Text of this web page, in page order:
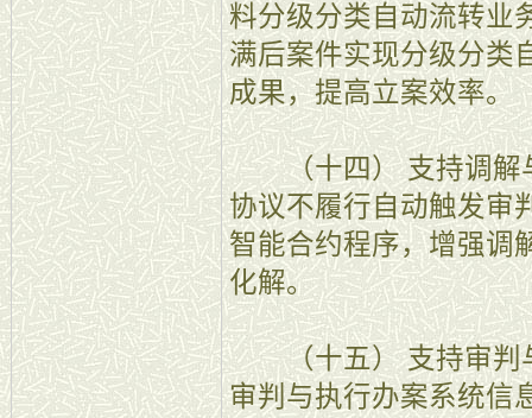
料分级分类自动流转业
满后案件实现分级分类
成果，提高立案效率。
（十四） 支持调解与
协议不履行自动触发审
智能合约程序，增强调
化解。
（十五） 支持审判与
审判与执行办案系统信